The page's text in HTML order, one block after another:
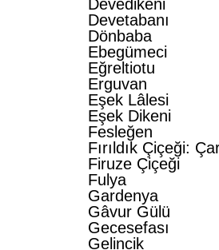
Devedikeni
Devetabanı
Dönbaba
Ebegümeci
Eğreltiotu
Erguvan
Eşek Lâlesi
Eşek Dikeni
Fesleğen
Fırıldık Çiçeği:
Firuze Çiçeği
Fulya
Gardenya
Gâvur Gülü
Gecesefası
Gelincik